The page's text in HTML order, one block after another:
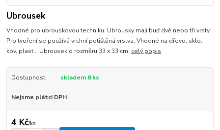
Ubrousek
Vhodné pro ubrouskovou techniku. Ubrousky mají buď dvě nebo tři vrsty.
Pro tvoření se používá vrchní potištěná vrstva. Vhodné na dřevo, sklo,
kov, plast... Ubrousek o rozměru 33 x 33 cm. celý popis
Dostupnost skladem 8 ks
Nejsme plátci DPH
4 Kč/ks